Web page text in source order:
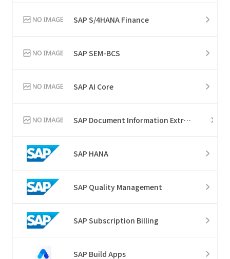
SAP S/4HANA Finance
SAP SEM-BCS
SAP AI Core
SAP Document Information Extraction
SAP HANA
SAP Quality Management
SAP Subscription Billing
SAP Build Apps